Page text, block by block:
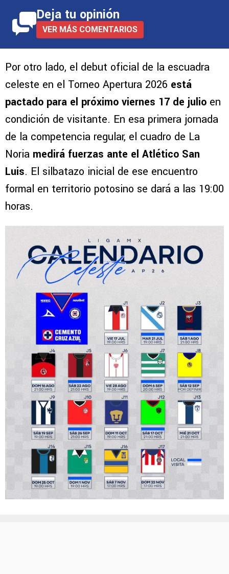
Deja tu opinión
VER MÁS COMENTARIOS
Por otro lado, el debut oficial de la escuadra
celeste en el Torneo Apertura 2026 está
pactado para el próximo viernes 17 de julio en
condición de visitante. En esa primera jornada
de la competencia regular, el cuadro de La
Noria medirá fuerzas ante el Atlético San
Luis. El silbatazo inicial de ese encuentro
formal en territorio potosino se dará a las 19:00
horas.